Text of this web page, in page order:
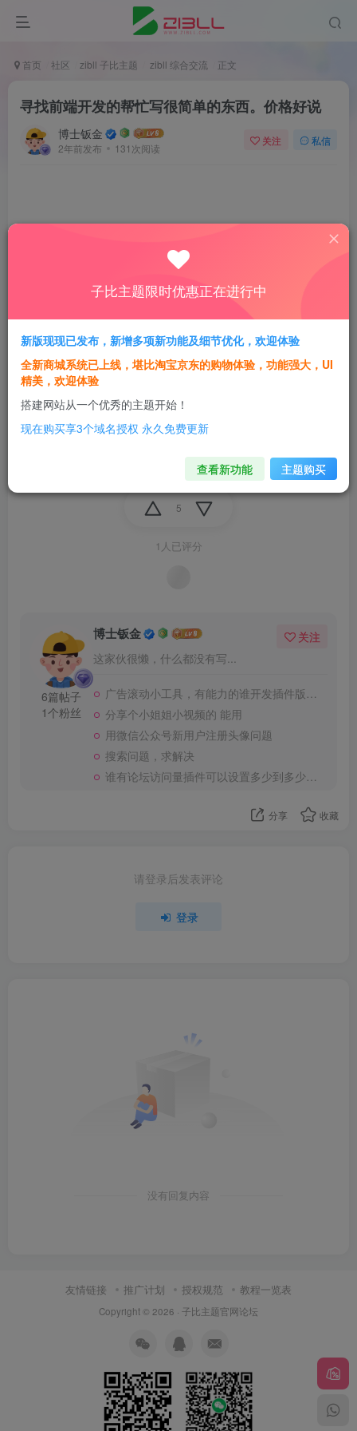
首页 社区 zibll 子比主题 zibll 综合交流 正文
寻找前端开发的帮忙写很简单的东西。价格好说
博士钣金
2年前发布 131次阅读
关注 私信
需求很简单：我提供一个微信扫码链接(比如微信官方的
扫码登录链接)，用户扫码后，页面会自动跳转，你们要
做的是类似浏览器插件或者其他形式，在扫码跳转后 触
发我们C#写的程序，调用后就结束了。兼容IE浏览器，
支持win7，win10
用户扫码后会会自动跳转后会自动跳转，跳转后 希望能
触发 把返回的json等信息传递出来，传递形式可以商讨
5
1人已评分
6篇帖子
1个粉丝
博士钣金
这家伙很懒，什么都没有写...
关注
广告滚动小工具，有能力的谁开发插件版的做成收费的
分享个小姐姐小视频的 能用
用微信公众号新用户注册头像问题
搜索问题，求解决
谁有论坛访问量插件可以设置多少到多少的问量
分享 收藏
请登录后发表评论
登录
没有回复内容
友情链接 推广计划 授权规范 教程一览表
Copyright © 2026 · 子比主题官网论坛
子比主题限时优惠正在进行中
新版现现已发布，新增多项新功能及细节优化，欢迎体验
全新商城系统已上线，堪比淘宝京东的购物体验，功能强大，UI
精美，欢迎体验
搭建网站从一个优秀的主题开始！
现在购买享3个域名授权 永久免费更新
查看新功能 主题购买